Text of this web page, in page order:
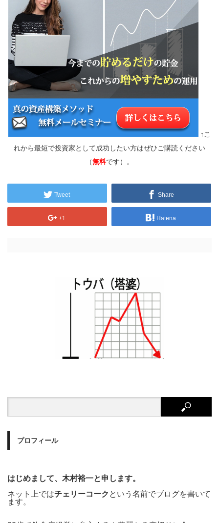
↑こ
れから最短で投資家として成功したい方はぜひご購読ください
（無料です）。
Tweet Share
+1 Hatena
プロフィール
はじめまして、木村裕一と申します。
ネット上ではチェリーコーク という名前でブログを書いて
ます。